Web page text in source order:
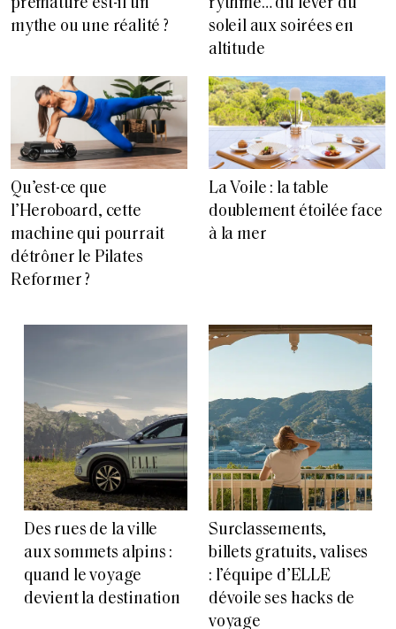
prématuré est-il un
mythe ou une réalité ?
rythme… du lever du
soleil aux soirées en
altitude
Qu’est-ce que
l’Heroboard, cette
machine qui pourrait
détrôner le Pilates
Reformer ?
La Voile : la table
doublement étoilée face
à la mer
Des rues de la ville
aux sommets alpins :
quand le voyage
devient la destination
Surclassements,
billets gratuits, valises
: l’équipe d’ELLE
dévoile ses hacks de
voyage